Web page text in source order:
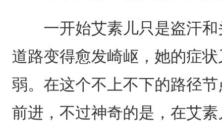
一开始艾素儿只是盗汗和
道路变得愈发崎岖，她的症
弱。在这个不上不下的路径
前进，不过神奇的是，在艾